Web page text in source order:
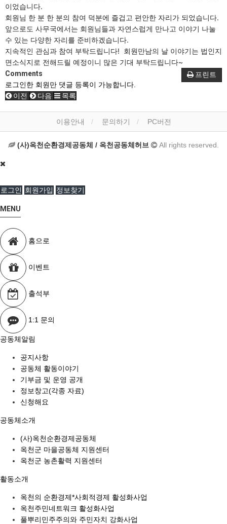
이었습니다.
회원님 한 분 한 분의 참여 덕분에 즐겁고 편안한 자리가 되었습니다.
앞으로도 사무국에서는 회원님들과 자연스럽게 만나고 이야기 나눌
수 있는 다양한 자리를 준비하겠습니다.
지속적인 관심과 참여 부탁드립니다!  회원만남의 날 이야기는 법인지
면소식지로 전해드릴 예정이니 많은 기대 부탁드립니다~
프린트
Comments
로그인한 회원만 댓글 등록이 가능합니다.
이전
다음 목록
이용안내 문의하기 PC버전
(사)옥천순환경제공동체 / 옥천공동체허브 All rights reserved.
로그인 회원가입 정보찾기
MENU
홈으로
이벤트
출석부
1:1 문의
공동체알림
공지사항
공동체 활동이야기
기부금 및 운영 공개
정보창고(각종 자료)
신청해요
공동체소개
(사)옥천순환경제공동체
옥천군 마을공동체 지원센터
옥천군 농촌활력 지원센터
활동소개
옥천의 순환경제*사회적경제 활성화사업
옥천주민네트워크 활성화사업
풀뿌리민주주의와 주민자치 강화사업